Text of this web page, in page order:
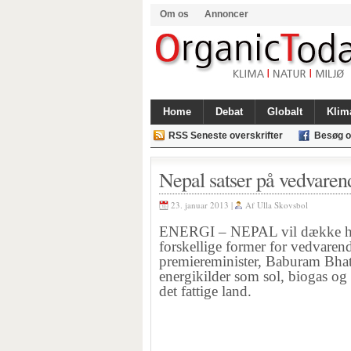
Om os Annoncer
Home Debat Globalt
RSS Seneste overskrifter Besøg
Nepal satser på
23. januar 2013 | Af Ulla Skovsbol
ENERGI – NEPAL vil dække
forskellige former for
premiereminister, Baburam
energikilder som sol, biogas
det fattige land.